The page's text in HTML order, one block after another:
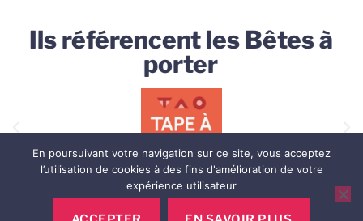
Ils référencent les Bêtes à
porter
En poursuivant votre navigation sur ce site, vous acceptez
l’utilisation de cookies à des fins d'amélioration de votre
expérience utilisateur